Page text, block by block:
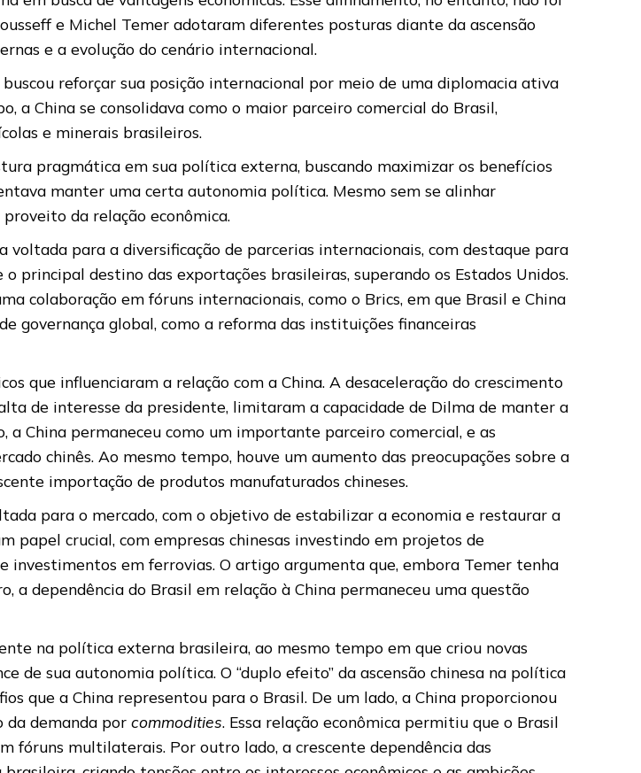
e Michel Temer adotaram diferentes posturas diante da ascensão
e a evolução do cenário internacional.
reforçar sua posição internacional por meio de uma diplomacia ativa
a China se consolidava como o maior parceiro comercial do Brasil,
e minerais brasileiros.
pragmática em sua política externa, buscando maximizar os benefícios
manter uma certa autonomia política. Mesmo sem se alinhar
da relação econômica.
para a diversificação de parcerias internacionais, com destaque para
principal destino das exportações brasileiras, superando os Estados Unidos.
colaboração em fóruns internacionais, como o Brics, em que Brasil e China
governança global, como a reforma das instituições financeiras
que influenciaram a relação com a China. A desaceleração do crescimento
de interesse da presidente, limitaram a capacidade de Dilma de manter a
China permaneceu como um importante parceiro comercial, e as
chinês. Ao mesmo tempo, houve um aumento das preocupações sobre a
importação de produtos manufaturados chineses.
para o mercado, com o objetivo de estabilizar a economia e restaurar a
papel crucial, com empresas chinesas investindo em projetos de
em ferrovias. O artigo argumenta que, embora Temer tenha
dependência do Brasil em relação à China permaneceu uma questão
na política externa brasileira, ao mesmo tempo em que criou novas
de sua autonomia política. O “duplo efeito” da ascensão chinesa na política
que a China representou para o Brasil. De um lado, a China proporcionou
da demanda porcommodities. Essa relação econômica permitiu que o Brasil
fóruns multilaterais. Por outro lado, a crescente dependência das